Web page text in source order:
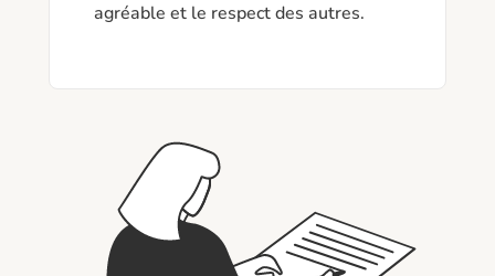
agréable et le respect des autres.